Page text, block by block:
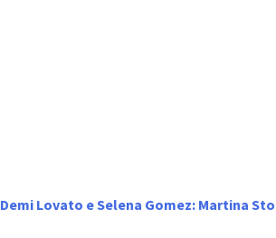
Demi Lovato e Selena Gomez: Martina